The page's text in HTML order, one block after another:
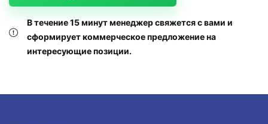
В течение 15 минут менеджер свяжется с вами и
сформирует коммерческое предложение на
интересующие позиции.